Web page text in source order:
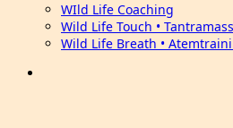
WIld Life Coaching
Wild Life Touch •
Wild Life Breath •